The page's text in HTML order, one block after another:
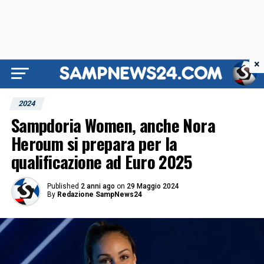
2024
Sampdoria Women, anche Nora
Heroum si prepara per la
qualificazione ad Euro 2025
Published 2 anni ago on 29 Maggio 2024
By Redazione SampNews24
×